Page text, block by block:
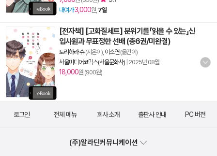
대여가3,000원, 7일
[전자책] [고화질세트] 분위기를「읽을 수 있는」신
입사원과 무표정한 선배 (총6권/미완결)
토리하라 슈(지은이), 이소연(옮긴이)
서울미디어코믹스(서울문화사) 2025년 08월
18,000원 (900원)
로그인 전체 메뉴 회사 소개 출판사 안내 PC 버전
(주)알라딘커뮤니케이션